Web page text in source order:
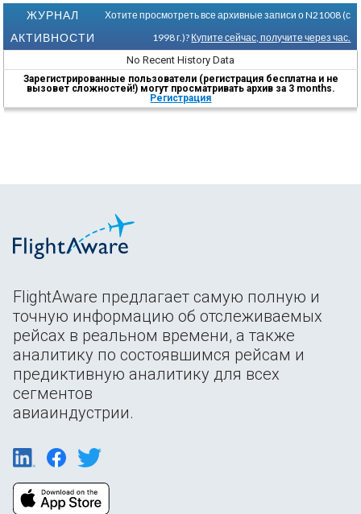
ЖУРНАЛ
АКТИВНОСТИ
Хотите просмотреть все архивные записи о N21008 (с
1998 г.)? Купите сейчас, получите через час.
No Recent History Data
Зарегистрированные пользователи (регистрация бесплатна и не
вызовет сложностей!) могут просматривать архив за 3 months.
Регистрация
FlightAware предлагает самую полную и
точную информацию об отслеживаемых
рейсах в реальном времени, а также
аналитику по состоявшимся рейсам и
предиктивную аналитику для всех
сегментов
авиаиндустрии.